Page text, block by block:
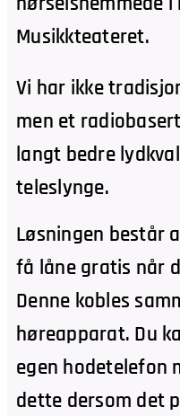
Musikkteateret.
Vi har ikke
men et
langt bedre
teleslynge.
Løsningen består
få låne gratis når
Denne kobles
høreapparat. Du
egen hodetelefon
dette dersom det